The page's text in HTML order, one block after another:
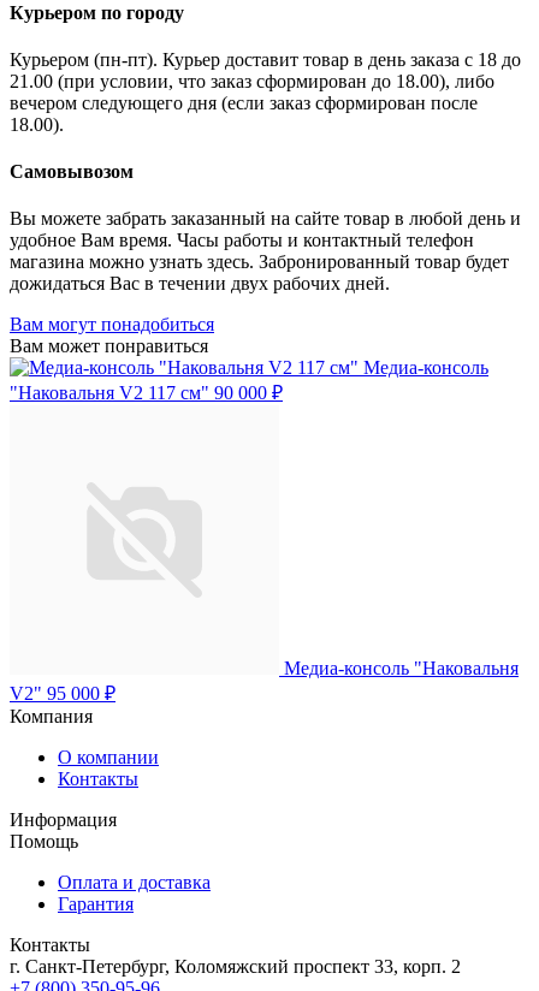
Курьером по городу
Курьером (пн-пт). Курьер доставит товар в день заказа с 18 до
21.00 (при условии, что заказ сформирован до 18.00), либо
вечером следующего дня (если заказ сформирован после
18.00).
Самовывозом
Вы можете забрать заказанный на сайте товар в любой день и
удобное Вам время. Часы работы и контактный телефон
магазина можно узнать здесь. Забронированный товар будет
дожидаться Вас в течении двух рабочих дней.
Вам могут понадобиться
Вам может понравиться
Медиа-консоль
"Наковальня V2 117 см" 90 000 ₽
Медиа-консоль "Наковальня
V2" 95 000 ₽
Компания
О компании
Контакты
Информация
Помощь
Оплата и доставка
Гарантия
Контакты
г. Санкт-Петербург, Коломяжский проспект 33, корп. 2